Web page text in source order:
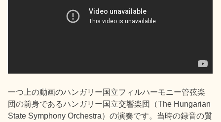
一つ上の動画のハンガリー国立フィルハーモニー管弦楽
団の前身であるハンガリー国立交響楽団（The Hungarian
State Symphony Orchestra）の演奏です。当時の録音の質